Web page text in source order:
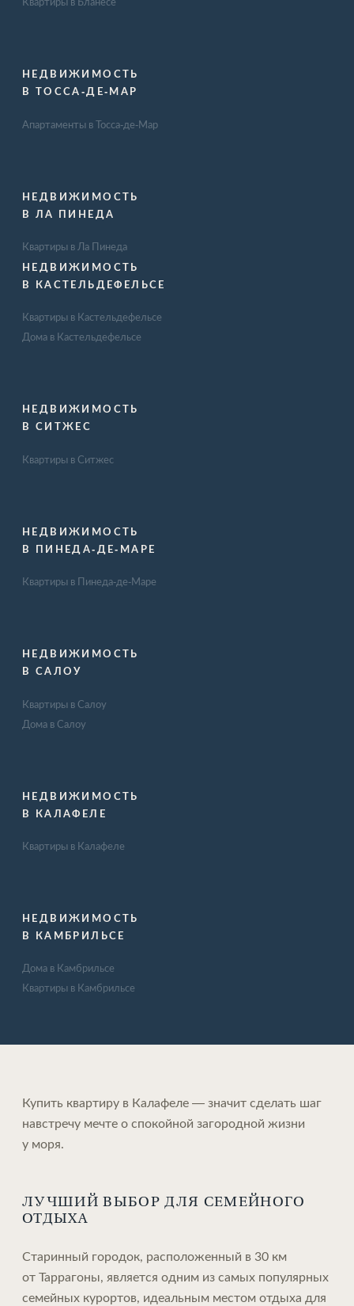
НЕДВИЖИМОСТЬ
В ТОССА-ДЕ-МАР
Апартаменты в Тосса-де-Мар
НЕДВИЖИМОСТЬ
В ЛА ПИНЕДА
Квартиры в Ла Пинеда
НЕДВИЖИМОСТЬ
В КАСТЕЛЬДЕФЕЛЬСЕ
Квартиры в Кастельдефельсе
Дома в Кастельдефельсе
НЕДВИЖИМОСТЬ
В СИТЖЕС
Квартиры в Ситжес
НЕДВИЖИМОСТЬ
В ПИНЕДА-ДЕ-МАРЕ
Квартиры в Пинеда-де-Маре
НЕДВИЖИМОСТЬ
В САЛОУ
Квартиры в Салоу
Дома в Салоу
НЕДВИЖИМОСТЬ
В КАЛАФЕЛЕ
Квартиры в Калафеле
НЕДВИЖИМОСТЬ
В КАМБРИЛЬСЕ
Дома в Камбрильсе
Квартиры в Камбрильсе
Купить квартиру в Калафеле — значит сделать шаг
навстречу мечте о спокойной загородной жизни
у моря.
ЛУЧШИЙ ВЫБОР ДЛЯ СЕМЕЙНОГО
ОТДЫХА
Старинный городок, расположенный в 30 км
от Таррагоны, является одним из самых популярных
семейных курортов, идеальным местом отдыха для